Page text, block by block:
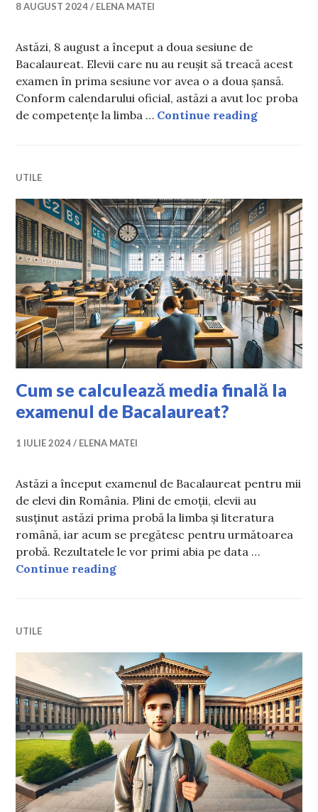
8 AUGUST 2024 ELENA MATEI
Astăzi, 8 august a început a doua sesiune de
Bacalaureat. Elevii care nu au reușit să treacă acest
examen în prima sesiune vor avea o a doua șansă.
Conform calendarului oficial, astăzi a avut loc proba
de competențe la limba … Continue readingA început
UTILE
Cum se calculează media finală la
examenul de Bacalaureat?
1 IULIE 2024 ELENA MATEI
Astăzi a început examenul de Bacalaureat pentru mii
de elevi din România. Plini de emoții, elevii au
susținut astăzi prima probă la limba și literatura
română, iar acum se pregătesc pentru următoarea
probă. Rezultatele le vor primi abia pe data …
Continue readingCum se calculează media finală la
UTILE